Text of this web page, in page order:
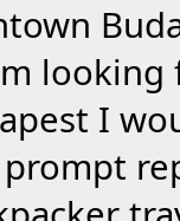
I